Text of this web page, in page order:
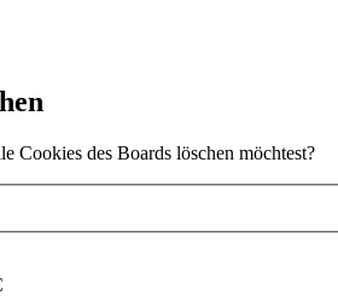
Cookies des Boards löschen möchtest?